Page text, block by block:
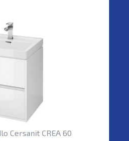
Cersanit CREA 60